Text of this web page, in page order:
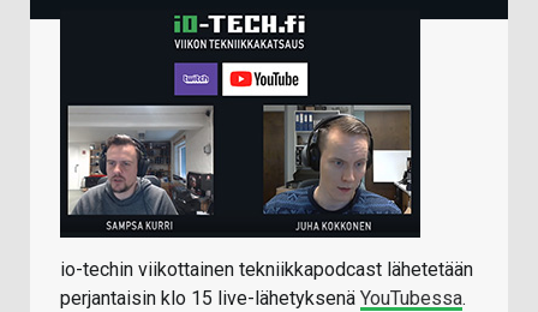
io-techin viikottainen tekniikkapodcast lähetetään
perjantaisin klo 15 live-lähetyksenä YouTubessa.